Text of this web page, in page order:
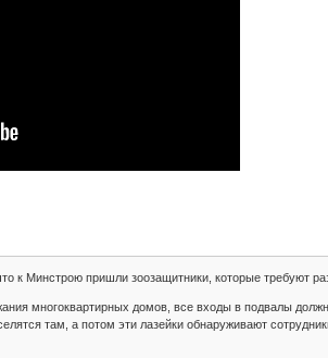
к Минстрою пришли зоозащитники, которые требуют
многоквартирных домов, все входы в подвалы
там, а потом эти лазейки обнаруживают